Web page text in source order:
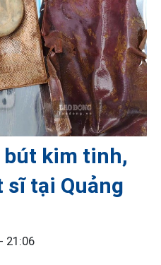
bút kim tinh,
tại Quảng
21:06